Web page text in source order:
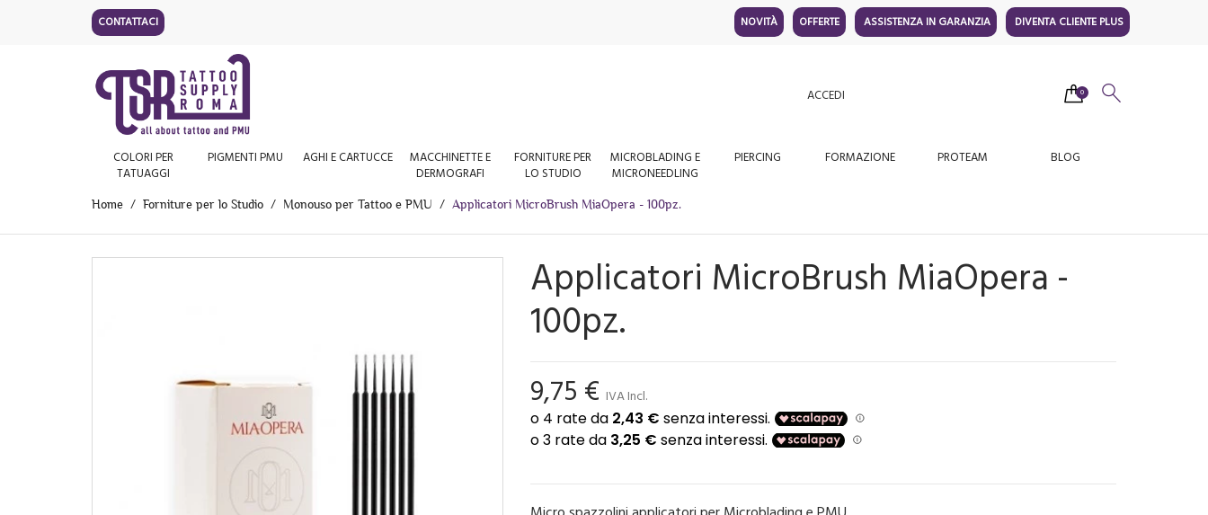
CONTATTACI NOVITÀ OFFERTE ASSISTENZA IN GARANZIA DIVENTA CLIENTE PLUS
ACCEDI 0
COLORI PER
TATUAGGI
PIGMENTI PMU AGHI E CARTUCCE
MACCHINETTE E
DERMOGRAFI
FORNITURE PER
LO STUDIO
MICROBLADING E
MICRONEEDLING
PIERCING FORMAZIONE PROTEAM BLOG
Home Forniture per lo Studio Monouso per Tattoo e PMU Applicatori MicroBrush MiaOpera - 100pz.
Applicatori MicroBrush MiaOpera -
100pz.
9,75 € IVA Incl.